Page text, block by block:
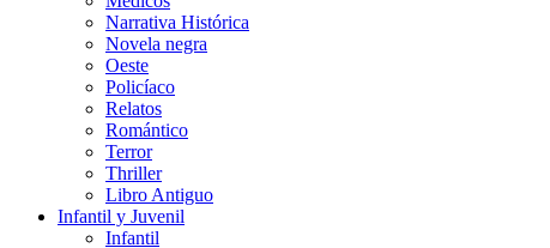
Narrativa Histórica
Novela negra
Oeste
Policíaco
Relatos
Romántico
Terror
Thriller
Libro Antiguo
Infantil y Juvenil
Infantil